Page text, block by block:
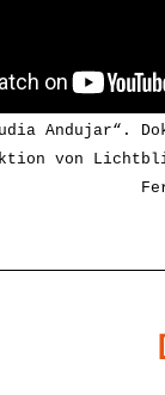
Andujar“.
von